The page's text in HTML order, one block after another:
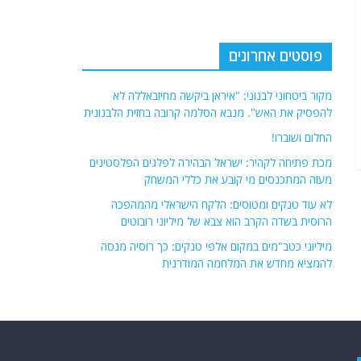
פוסטים אחרונים
מקור ביטחוני לבנוני: "איראן ביקשה מחיזבאללה לא
להפסיק את האש". מנבא הסלמה קרובה בחזית הלבנונית
החלום ושוברו!
מכת פתיחה לקהיר: ישראל הבהירה לפלגים הפלסטינים
מעזה המתכנסים מי קובע את כללי המשחק
לא עוד טנקים ומטוסים: הלקח הישראלי מהמהפכה
הרוסית בשדה הקרב הוא צבא של מיליוני רובוטים
מיליוני כטב"מים במקום אלפי טנקים: כך רוסיה מנסה
להמציא מחדש את המלחמה המודרנית